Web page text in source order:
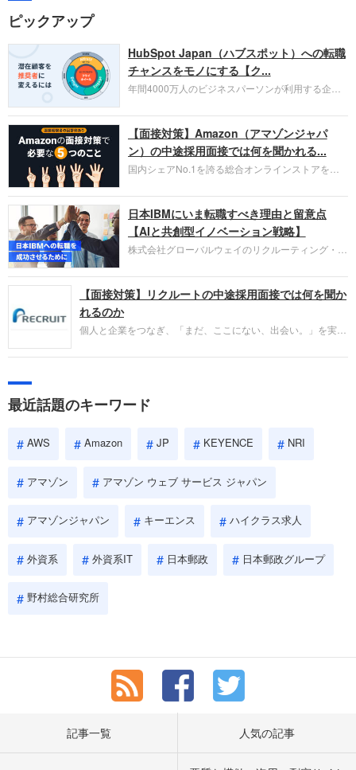
ピックアップ
HubSpot Japan（ハブスポット）への転職
チャンスをモノにする【ク...
年間4000万人のビジネスパーソンが利用する企業
お勧めするイチオシ企業をご紹介します。今回はク
ラウド型CRMプラットフォームを提供する
HubSpot Japan（ハブスポット・ジャパン）株式会
社です。採用面接対策の企業研究にご活用くださ
い。
【面接対策】Amazon（アマゾンジャパ
ン）の中途採用面接では何を聞かれる...
国内シェアNo.1を誇る総合オンラインストアを運
圧倒的な存在感を持つAmazon。中途採用面接では
過去の具体的な業務成果やリーダーシップの発揮、
失敗からの学びが重視され、人間性やカルチャーフ
ィットも評価対象となり、長期的に成長できる仲間
であるかを多角的に審査されます。
日本IBMにいま転職すべき理由と留意点
【AIと共創型イノベーション戦略】
株式会社グローバルウェイのリクルーティング・パ
パーソンが利用する企業口コミサイト「キャリコ
ネ」の転職エージェントがお勧めするイチオシ企業
IBMです。採用面接対策の企業研究にご活用くださ
い。
【面接対策】リクルートの中途採用面接では何を聞か
れるのか
個人と企業をつなぎ、「まだ、ここにない、出会い。」を実現
やこれまでの成果を具体的に問われるほか、「人間性」も評価
しょう。
最近話題のキーワード
AWS Amazon JP KEYENCE NRI
アマゾン アマゾン ウェブ サービス ジャパン
アマゾンジャパン キーエンス ハイクラス求人
外資系 外資系IT 日本郵政 日本郵政グループ
野村総合研究所
記事一覧 人気の記事